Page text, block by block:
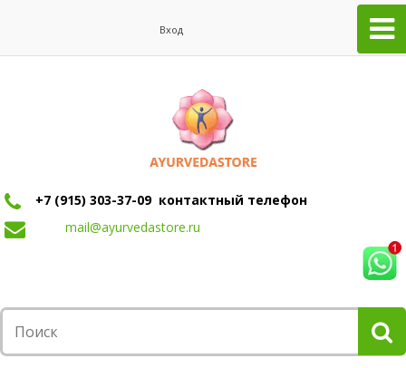
Вход
+7 (915) 303-37-09 контактный телефон
mail@ayurvedastore.ru